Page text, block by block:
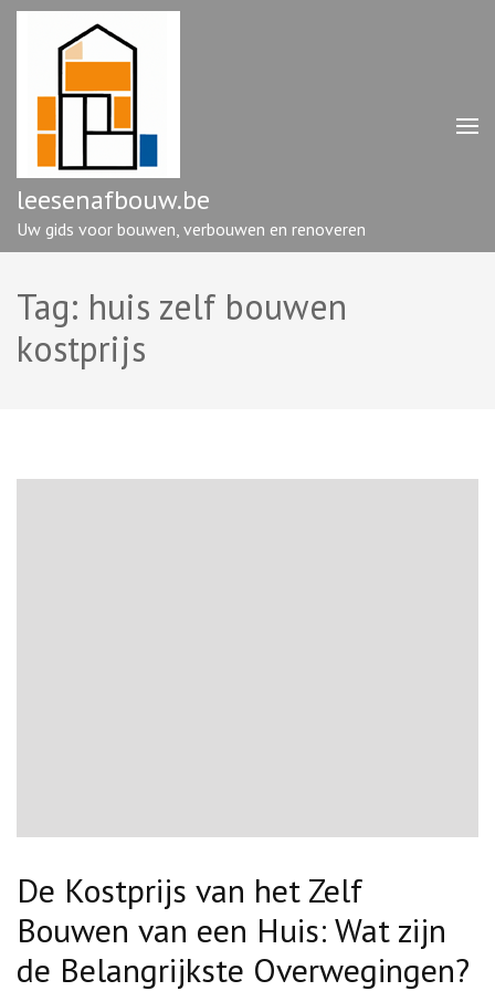
Ga
enter)
leesenafbouw.be
Uw gids voor bouwen, verbouwen en renoveren
Tag: huis zelf bouwen
kostprijs
De Kostprijs van het Zelf
Bouwen van een Huis: Wat zijn
de Belangrijkste Overwegingen?